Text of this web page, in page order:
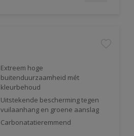
Extreem hoge
buitenduurzaamheid mét
kleurbehoud
Uitstekende bescherming tegen
vuilaanhang en groene aanslag
Carbonatatieremmend